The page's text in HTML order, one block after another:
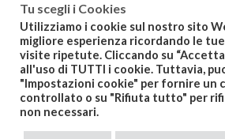
“Powered by NAMIRIAL” – “Powered by
DFN”
Tu scegli i Cookies
Utilizziamo i cookie sul nostro sito
migliore esperienza ricordando le
visite ripetute. Cliccando su
all'uso di TUTTI i cookie. Tuttavia,
"Impostazioni cookie" per fornire un
controllato o su "Rifiuta tutto" per
non necessari.